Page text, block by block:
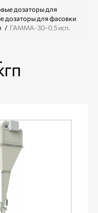
дозаторы для
дозаторы для фасовки
/ ГАММА-30-0.5 исп.